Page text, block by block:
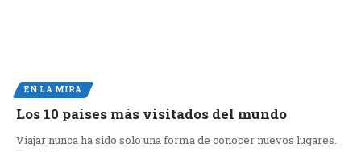
EN LA MIRA
Los 10 países más visitados del mundo
Viajar nunca ha sido solo una forma de conocer nuevos lugares.